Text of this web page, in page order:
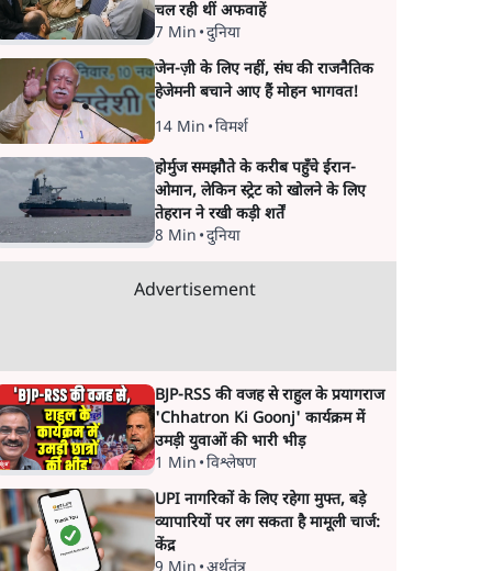
चल रही थीं अफवाहें
7 Min •दुनिया
जेन-ज़ी के लिए नहीं, संघ की राजनैतिक
हेजेमनी बचाने आए हैं मोहन भागवत!
14 Min •विमर्श
होर्मुज समझौते के करीब पहुँचे ईरान-
ओमान, लेकिन स्ट्रेट को खोलने के लिए
तेहरान ने रखी कड़ी शर्तें
8 Min •दुनिया
Advertisement
BJP-RSS की वजह से राहुल के प्रयागराज
'Chhatron Ki Goonj' कार्यक्रम में
उमड़ी युवाओं की भारी भीड़
1 Min •विश्लेषण
UPI नागरिकों के लिए रहेगा मुफ्त, बड़े
व्यापारियों पर लग सकता है मामूली चार्ज:
केंद्र